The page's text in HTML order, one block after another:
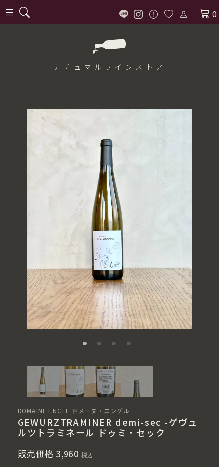
0
ナチュマル ワインストア
DOMAINE ENGEL ドメーヌ・エンゲル
GEWURZTRAMINER demi-sec -ゲヴュ
ルツトラミネール ドゥミ・セック
販売価格 3,960 税込